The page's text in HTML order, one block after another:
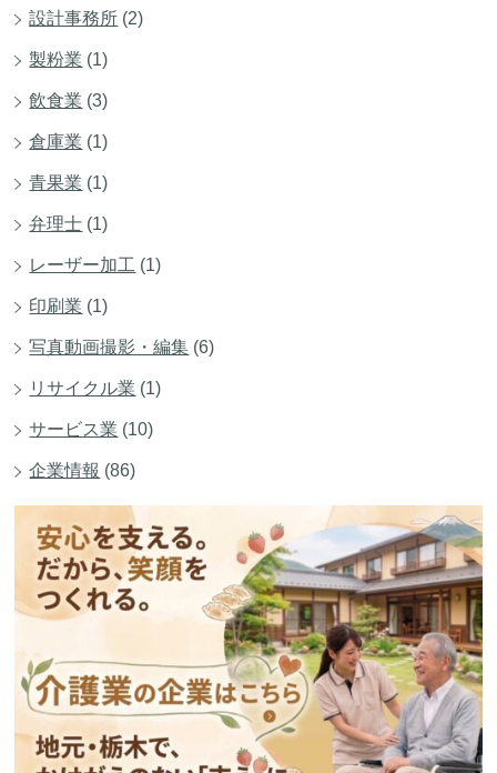
設計事務所 (2)
製粉業 (1)
飲食業 (3)
倉庫業 (1)
青果業 (1)
弁理士 (1)
レーザー加工 (1)
印刷業 (1)
写真動画撮影・編集 (6)
リサイクル業 (1)
サービス業 (10)
企業情報 (86)